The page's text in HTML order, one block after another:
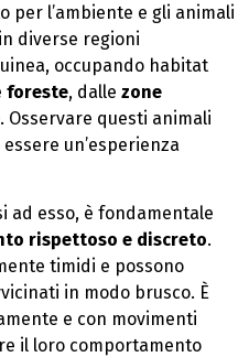
per l’ambiente e gli animali
diverse regioni
occupando habitat
foreste, dalle zone
. Osservare questi animali
un’esperienza
ad esso, è fondamentale
rispettoso e discreto.
timidi e possono
in modo brusco. È
e con movimenti
il loro comportamento